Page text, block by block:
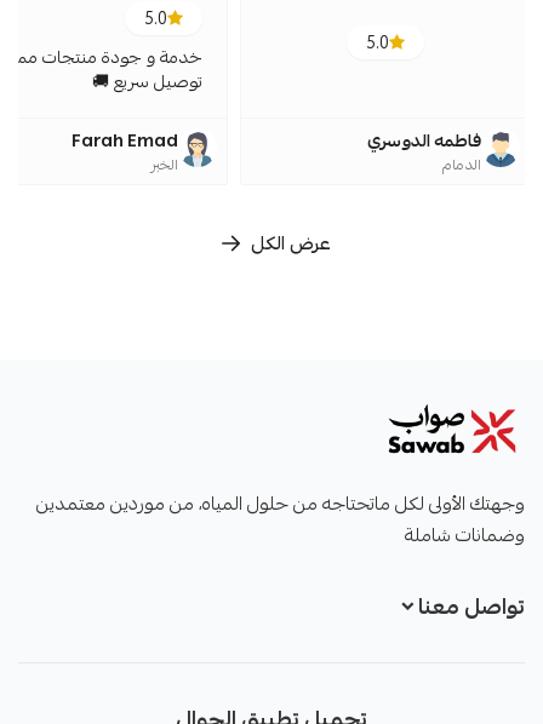
5.0
فاطمه الدوسري
الدمام
5.0
خدمة و جودة منتجات
توصيل سريع 🚚
Farah Emad
الخبر
عرض الكل
وجهتك الأولى لكل ماتحتاجه من حلول المياه، من موردين معتمدين
وضمانات شاملة
تواصل معنا